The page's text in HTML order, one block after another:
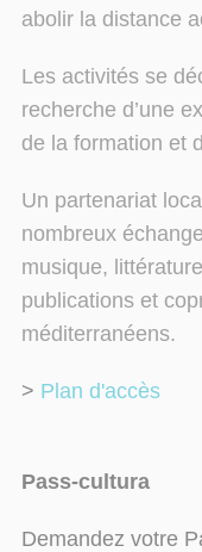
abolir la distance
Les activités se
recherche d’une
de la formation et
Un partenariat
nombreux
musique,
publications et
méditerranéens.
> Plan d'accès
Pass-cultura
Demandez votre